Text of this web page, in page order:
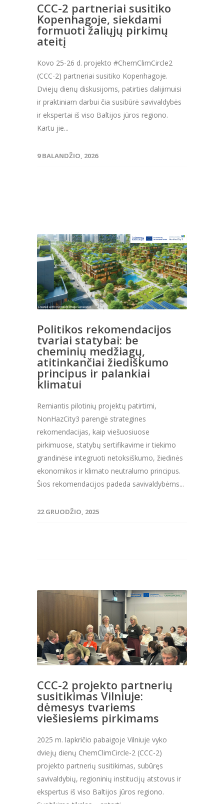
CCC-2 partneriai susitiko
Kopenhagoje, siekdami
formuoti žaliųjų pirkimų
ateitį
Kovo 25-26 d. projekto #ChemClimCircle2
(CCC-2) partneriai susitiko Kopenhagoje.
Dviejų dienų diskusijoms, patirties dalijimuisi
ir praktiniam darbui čia susibūrė savivaldybės
ir ekspertai iš viso Baltijos jūros regiono.
Kartu jie...
9 BALANDŽIO, 2026
Politikos rekomendacijos
tvariai statybai: be
cheminių medžiagų,
atitinkančiai žiediškumo
principus ir palankiai
klimatui
Remiantis pilotinių projektų patirtimi,
NonHazCity3 parengė strategines
rekomendacijas, kaip viešuosiuose
pirkimuose, statybų sertifikavime ir tiekimo
grandinėse integruoti netoksiškumo, žiedinės
ekonomikos ir klimato neutralumo principus.
Šios rekomendacijos padeda savivaldybėms...
22 GRUODŽIO, 2025
CCC-2 projekto partnerių
susitikimas Vilniuje:
dėmesys tvariems
viešiesiems pirkimams
2025 m. lapkričio pabaigoje Vilniuje vyko
dviejų dienų ChemClimCircle-2 (CCC-2)
projekto partnerių susitikimas, subūręs
savivaldybių, regioninių institucijų atstovus ir
ekspertus iš viso Baltijos jūros regiono.